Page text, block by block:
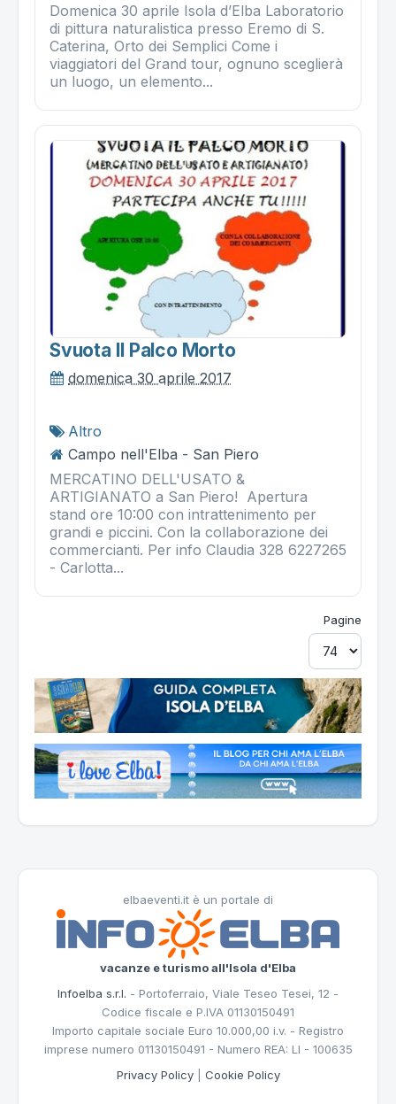
Domenica 30 aprile Isola d’Elba Laboratorio
di pittura naturalistica presso Eremo di S.
Caterina, Orto dei Semplici Come i
viaggiatori del Grand tour, ognuno sceglierà
un luogo, un elemento...
Svuota Il Palco Morto
domenica 30 aprile 2017
Altro
Campo nell'Elba - San Piero
MERCATINO DELL'USATO &
ARTIGIANATO a San Piero! Apertura
stand ore 10:00 con intrattenimento per
grandi e piccini. Con la collaborazione dei
commercianti. Per info Claudia 328 6227265
- Carlotta...
Pagine
elbaeventi.it è un portale di
vacanze e turismo all'Isola d'Elba
Infoelba s.r.l. - Portoferraio, Viale Teseo Tesei, 12 -
Codice fiscale e P.IVA 01130150491
Importo capitale sociale Euro 10.000,00 i.v. - Registro
imprese numero 01130150491 - Numero REA: LI - 100635
Privacy Policy| Cookie Policy